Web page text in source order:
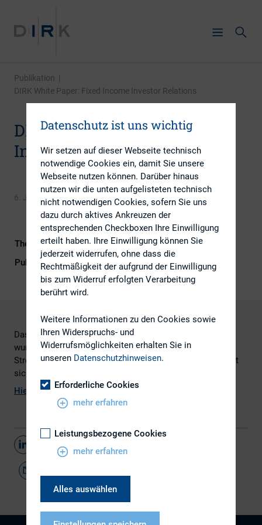
Publikation |
DIRK White Paper: Fixed Income Investor Relations
DIRK White Paper: Fixed
Income Investor Relations
6. Juli 2016
Themengebiet
Investoren
Publikationsform
DIRK-Publikationen
Das DIRK White Paper: Fixed Income Investor Relations
wurde verfasst von Dr. Stephan Lowis und Prof. Dr. Olaf
Streuer. Die 2. Auflage erschien im Jahr 2011 und befindet
sich jetzt in Überarbeitung.
Hier
geht es zum Download.
Teilen
Datenschutz ist uns wichtig
Wir setzen auf dieser Webseite technisch
notwendige Cookies ein, damit Sie unsere
Webseite nutzen können. Darüber hinaus
nutzen wir die unten aufgelisteten technisch
nicht notwendigen Cookies, sofern Sie uns
dazu durch aktives Ankreuzen der
entsprechenden Checkboxen Ihre Einwilligung
erteilt haben. Ihre Einwilligung können Sie
jederzeit widerrufen, ohne dass die
Rechtmäßigkeit der aufgrund der Einwilligung
bis zum Widerruf erfolgten Verarbeitung
berührt wird.
Weitere Informationen zu den Cookies sowie
Ihren Widerspruchs- und
Widerrufsmöglichkeiten erhalten Sie in
unseren Datenschutzhinweisen.
Erforderliche Cookies
mehr erfahren
Leistungsbezogene Cookies
mehr erfahren
Alles auswählen